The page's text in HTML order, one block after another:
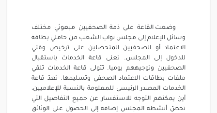
وضعت القاعة على ذمة الصحفيين مبعوثي مختلف
وسائل الإعلام إلى مجلس نواب الشعب من حاملي بطاقة
الاعتماد أو الصحفيين المتحصلين على ترخيص وقتي
للدخول إلى المجلس. تعنى قاعة الخدمات باستقبال
الصحفيين وتوجيههم يوميا. تتولى قاعة الخدمات تلقي
ملفات بطاقات الاعتماد الصحفي وتسليمها. تعدّ قاعة
الخدمات المصدر الرئيسي للمعلومة بالنسبة للإعلاميين،
أين يمكنهم التوجه للاستفسار عن جميع التفاصيل التي
تخصّ أنشطة المجلس إضافة إلى الحصول على الوثائق